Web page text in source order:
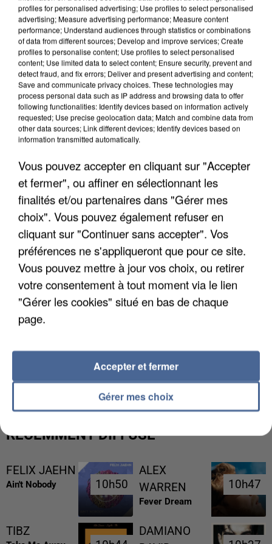
UNE TOURISTE DE L’OISE EMPORTÉE PAR UNE
COULÉE DE BOUE EN HAUTE-SAVOIE
LES DONNÉES DE 300 000 CLIENTS DÉROBÉES À
INTERMARCHÉ APRÈS UNE...
RÉCEMMENT DIFFUSÉ
FELIX JAEHN
Ain't Nobody 10h50
10h50
ALEX
WARREN
Fever Dream
10h47
10h47
TIBZ
DAMIANO
profiles for personalised advertising; Use profiles to select personalised
advertising; Measure advertising performance; Measure content
performance; Understand audiences through statistics or combinations
of data from different sources; Develop and improve services; Create
profiles to personalise content; Use profiles to select personalised
content; Use limited data to select content; Ensure security, prevent and
detect fraud, and fix errors; Deliver and present advertising and content;
Save and communicate privacy choices. These technologies may
process personal data such as IP address and browsing data to offer
following functionalities: Identify devices based on information actively
requested; Use precise geolocation data; Match and combine data from
other data sources; Link different devices; Identify devices based on
information transmitted automatically.
Vous pouvez accepter en cliquant sur "Accepter
et fermer", ou affiner en sélectionnant les
finalités et/ou partenaires dans "Gérer mes
choix". Vous pouvez également refuser en
cliquant sur "Continuer sans accepter". Vos
préférences ne s'appliqueront que pour ce site.
Vous pouvez mettre à jour vos choix, ou retirer
votre consentement à tout moment via le lien
"Gérer les cookies" situé en bas de chaque
page.
Gérer mes choix
Accepter et fermer